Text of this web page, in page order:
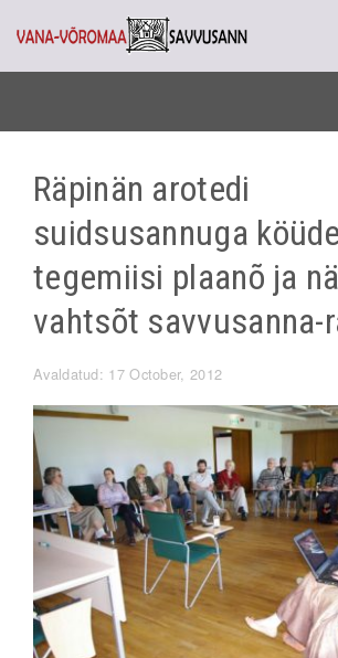
Räpinän arotedi
suidsusannuga
tegemiisi plaanõ ja
vahtsõt savvusanna-
Avaldatud: 17 October, 2012